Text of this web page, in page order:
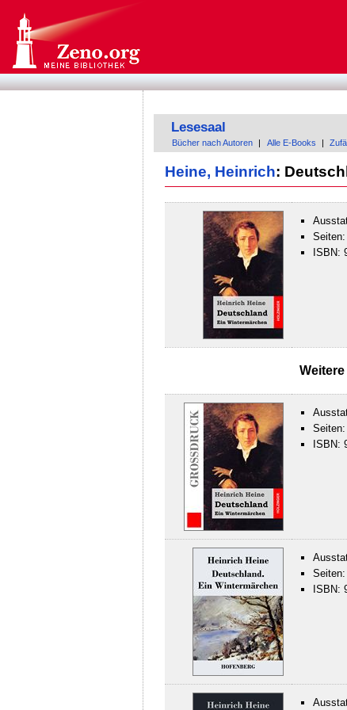
Lesesaal
Bücher nach Autoren Alle E-Books
Heine, Heinrich:
ISBN:
ISBN:
ISBN: